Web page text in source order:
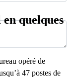
quelques
opéré de
47 postes de